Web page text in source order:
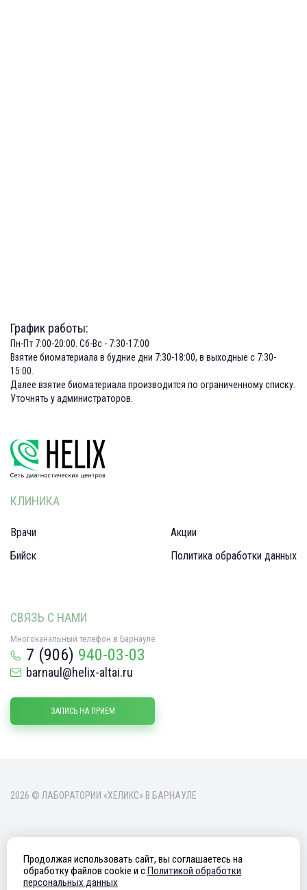
График работы:
Пн-Пт 7:00-20:00. Сб-Вс - 7:30-17:00
Взятие биоматериала в будние дни 7:30-18:00, в выходные с 7:30-
15:00.
Далее взятие биоматериала производится по ограниченному списку.
Уточнять у администраторов.
КЛИНИКА
Врачи
Акции
Бийск
Политика обработки данных
СВЯЗЬ С НАМИ
Многоканальный телефон в Барнауле
7 (906) 940-03-03
barnaul@helix-altai.ru
ЗАПИСЬ НА ПРИЕМ
2026 © ЛАБОРАТОРИИ «ХЕЛИКС» В БАРНАУЛЕ
ИМЕЮТСЯ ПРОТИВОПОКАЗАНИЯ.
Продолжая использовать сайт, вы соглашаетесь на
обработку файлов cookie и cПолитикой обработки
персональных данных